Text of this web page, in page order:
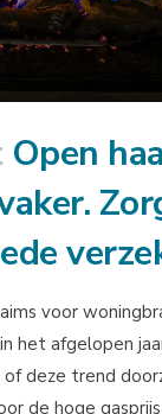
Open
voor
het afgelopen
of deze trend
de hoge